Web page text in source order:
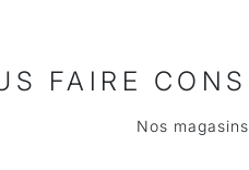
FAIRE
Nos magasins